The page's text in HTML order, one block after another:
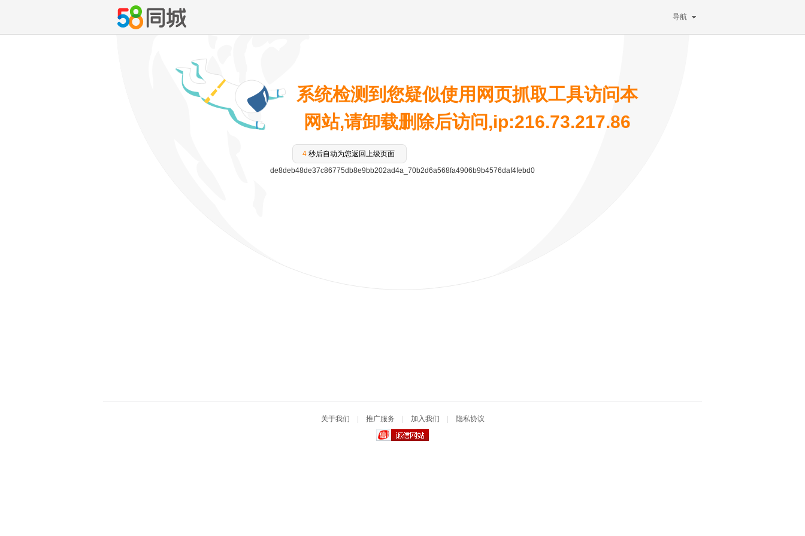
导航
系统检测到您疑似使用网页抓取工具访问本
网站,请卸载删除后访问,ip:216.73.217.86
4 秒后自动为您返回上级页面
de8deb48de37c86775db8e9bb202ad4a_70b2d6a568fa4906b9b4576daf4febd0
关于我们 推广服务 加入我们 隐私协议